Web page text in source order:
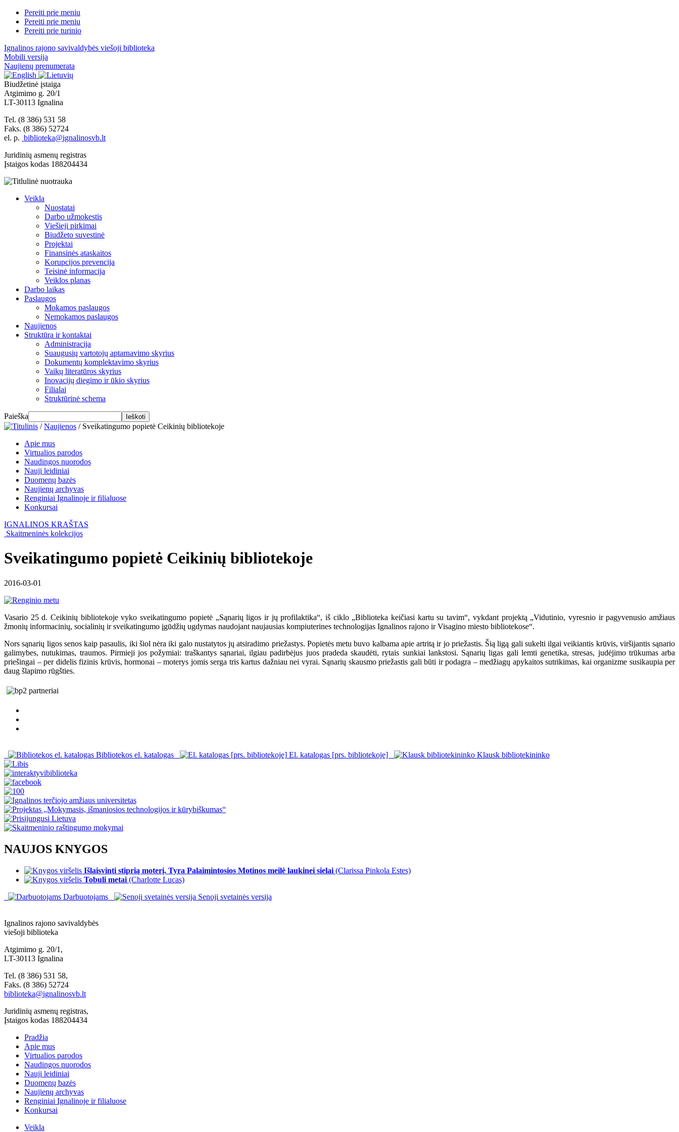
Pereiti prie meniu
Pereiti prie meniu
Pereiti prie turinio
Ignalinos rajono savivaldybės viešoji biblioteka
Mobili versija
Naujienų prenumerata
Biudžetinė įstaiga
Atgimimo g. 20/1
LT-30113 Ignalina
Tel. (8 386) 531 58
Faks. (8 386) 52724
el. p. biblioteka@ignalinosvb.lt
Juridinių asmenų registras
Įstaigos kodas 188204434
Veikla
Nuostatai
Darbo užmokestis
Viešieji pirkimai
Biudžeto suvestinė
Projektai
Finansinės ataskaitos
Korupcijos prevencija
Teisinė informacija
Veiklos planas
Darbo laikas
Paslaugos
Mokamos paslaugos
Nemokamos paslaugos
Naujienos
Struktūra ir kontaktai
Administracija
Suaugusių vartotojų aptarnavimo skyrius
Dokumentų komplektavimo skyrius
Vaikų literatūros skyrius
Inovacijų diegimo ir ūkio skyrius
Filialai
Struktūrinė schema
Paieška
/ Naujienos / Sveikatingumo popietė Ceikinių bibliotekoje
Apie mus
Virtualios parodos
Naudingos nuorodos
Nauji leidiniai
Duomenų bazės
Naujienų archyvas
Renginiai Ignalinoje ir filialuose
Konkursai
IGNALINOS KRAŠTAS
Skaitmeninės kolekcijos
Sveikatingumo popietė Ceikinių bibliotekoje
2016-03-01
Vasario 25 d. Ceikinių bibliotekoje vyko sveikatingumo popietė „Sąnarių ligos ir jų profilaktika“, iš ciklo „Biblioteka keičiasi kartu su tavim“, vykdant projektą „Vidutinio, vyresnio ir pagyvenusio amžiaus
žmonių informacinių, socialinių ir sveikatingumo įgūdžių ugdymas naudojant naujausias kompiuterines technologijas Ignalinos rajono ir Visagino miesto bibliotekose“.
Nors sąnarių ligos senos kaip pasaulis, iki šiol nėra iki galo nustatytos jų atsiradimo priežastys. Popietės metu buvo kalbama apie artritą ir jo priežastis. Šią ligą gali sukelti ilgai veikiantis krūvis, viršijantis sąnario
galimybes, nutukimas, traumos. Pirmieji jos požymiai: traškantys sąnariai, ilgiau padirbėjus juos pradeda skaudėti, rytais sunkiai lankstosi. Sąnarių ligas gali lemti genetika, stresas, judėjimo trūkumas arba
priešingai – per didelis fizinis krūvis, hormonai – moterys jomis serga tris kartus dažniau nei vyrai. Sąnarių skausmo priežastis gali būti ir podagra – medžiagų apykaitos sutrikimas, kai organizme susikaupia per
daug šlapimo rūgšties.
Bibliotekos el. katalogas El. katalogas [prs. bibliotekoje] Klausk bibliotekininko
NAUJOS KNYGOS
Išlaisvinti stiprią moterį. Tyra Palaimintosios Motinos meilė laukinei sielai (Clarissa Pinkola Estes)
Tobuli metai (Charlotte Lucas)
Darbuotojams
Senoji svetainės versija
Ignalinos rajono savivaldybės
viešoji biblioteka
Atgimimo g. 20/1,
LT-30113 Ignalina
Tel. (8 386) 531 58,
Faks. (8 386) 52724
biblioteka@ignalinosvb.lt
Juridinių asmenų registras,
Įstaigos kodas 188204434
Pradžia
Apie mus
Virtualios parodos
Naudingos nuorodos
Nauji leidiniai
Duomenų bazės
Naujienų archyvas
Renginiai Ignalinoje ir filialuose
Konkursai
Veikla